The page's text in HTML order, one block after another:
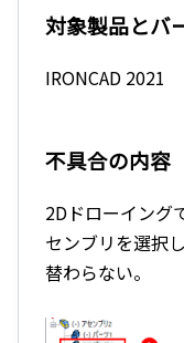
対象製品とバ
IRONCAD 2021
不具合の内容
2Dドローイング
センブリを選択
替わらない。